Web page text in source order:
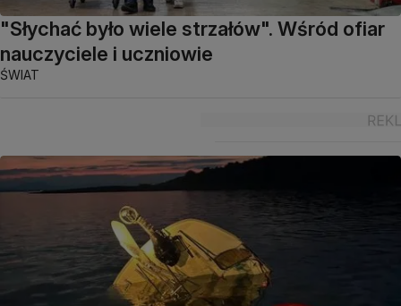
"Słychać było wiele strzałów". Wśród ofiar
nauczyciele i uczniowie
ŚWIAT